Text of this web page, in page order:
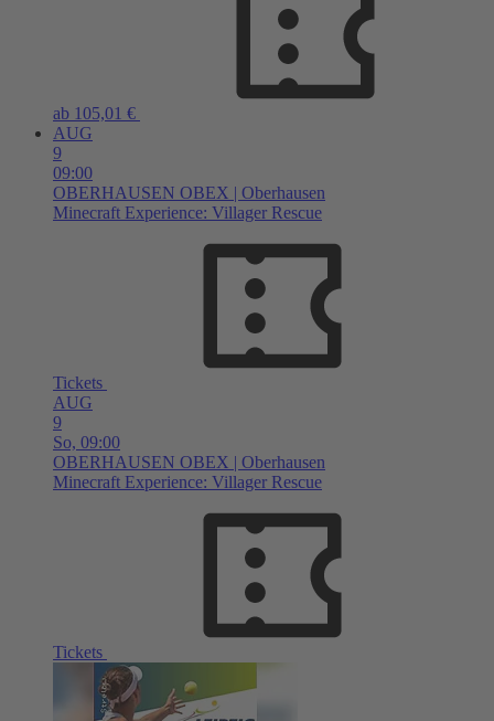
ab 105,01 €
AUG
9
09:00
OBERHAUSEN OBEX | Oberhausen
Minecraft Experience: Villager Rescue
Tickets
AUG
9
So, 09:00
OBERHAUSEN OBEX | Oberhausen
Minecraft Experience: Villager Rescue
Tickets